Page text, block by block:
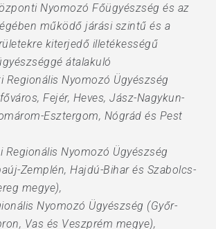
Nyomozó Főügyészség és az
működő járási szintű és a
kiterjedő illetékességű
átalakuló
Regionális Nyomozó Ügyészség
Fejér, Heves, Jász-Nagykun-
Esztergom, Nógrád és Pest
Regionális Nyomozó Ügyészség
Zemplén, Hajdú-Bihar és Szabolcs-
megye),
Nyomozó Ügyészség (Győr-
Vas és Veszprém megye),